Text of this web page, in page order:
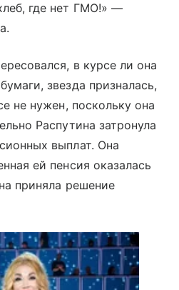
где нет ГМО!» —
в курсе ли она
звезда призналась,
не нужен, поскольку она
Распутина затронула
выплат. Она
ей пенсия оказалась
приняла решение